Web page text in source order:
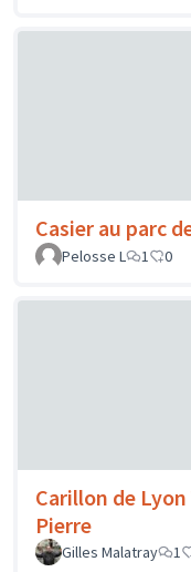
Casier au parc
Pelosse L
1 0
Carillon de Lyon
Pierre
Gilles Malatray
1